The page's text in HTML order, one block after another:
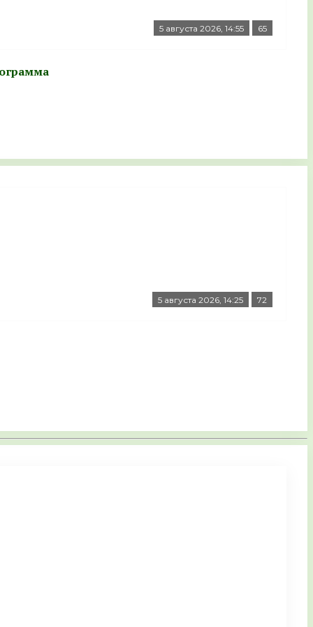
5 августа 2026, 14:55 65
5 августа 2026, 14:25 72